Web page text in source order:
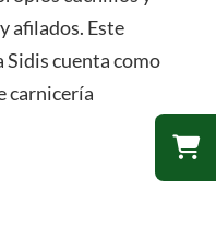
afilados. Este
Sidis cuenta como
carnicería